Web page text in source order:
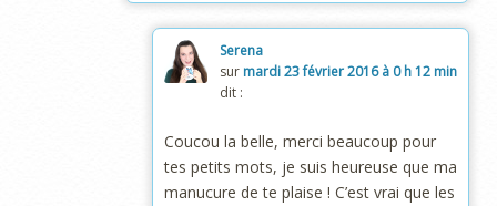
Serena
sur mardi 23 février 2016 à 0 h 12 min
dit :
Coucou la belle, merci beaucoup pour
tes petits mots, je suis heureuse que ma
manucure de te plaise ! C’est vrai que les